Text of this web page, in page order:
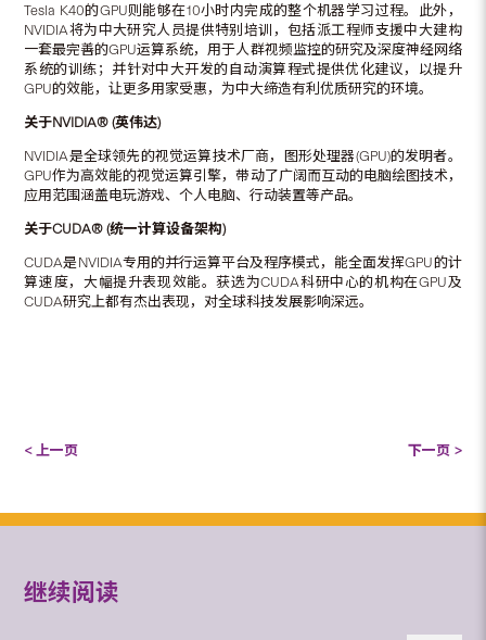
Tesla K40的GPU则能够在10小时内完成的整个机器学习过程。此外，
NVIDIA将为中大研究人员提供特别培训，包括派工程师支援中大建构
一套最完善的GPU运算系统，用于人群视频监控的研究及深度神经网络
系统的训练；并针对中大开发的自动演算程式提供优化建议，以提升
GPU的效能，让更多用家受惠，为中大缔造有利优质研究的环境。
关于NVIDIA® (英伟达)
NVIDIA是全球领先的视觉运算技术厂商，图形处理器(GPU)的发明者。
GPU作为高效能的视觉运算引擎，带动了广阔而互动的电脑绘图技术，
应用范围涵盖电玩游戏、个人电脑、行动装置等产品。
关于CUDA® (统一计算设备架构)
CUDA是NVIDIA专用的并行运算平台及程序模式，能全面发挥GPU的计
算速度，大幅提升表现效能。获选为CUDA科研中心的机构在GPU及
CUDA研究上都有杰出表现，对全球科技发展影响深远。
< 上一页 下一页 >
继续阅读